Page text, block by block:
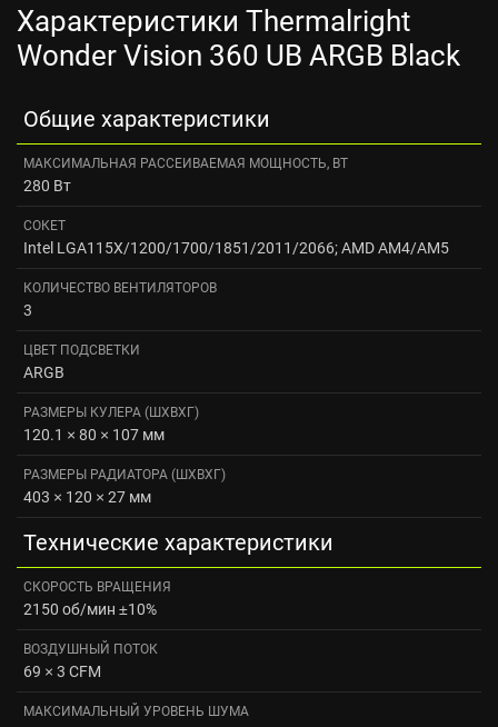
Характеристики Thermalright
Wonder Vision 360 UB ARGB Black
Общие характеристики
МАКСИМАЛЬНАЯ РАССЕИВАЕМАЯ МОЩНОСТЬ, ВТ
280 Вт
СОКЕТ
Intel LGA115X/1200/1700/1851/2011/2066; AMD AM4/AM5
КОЛИЧЕСТВО ВЕНТИЛЯТОРОВ
3
ЦВЕТ ПОДСВЕТКИ
ARGB
РАЗМЕРЫ КУЛЕРА (ШХВXГ)
120.1 × 80 × 107 мм
РАЗМЕРЫ РАДИАТОРА (ШXВXГ)
403 × 120 × 27 мм
Технические характеристики
СКОРОСТЬ ВРАЩЕНИЯ
2150 об/мин ±10%
ВОЗДУШНЫЙ ПОТОК
69 × 3 CFM
МАКСИМАЛЬНЫЙ УРОВЕНЬ ШУМА